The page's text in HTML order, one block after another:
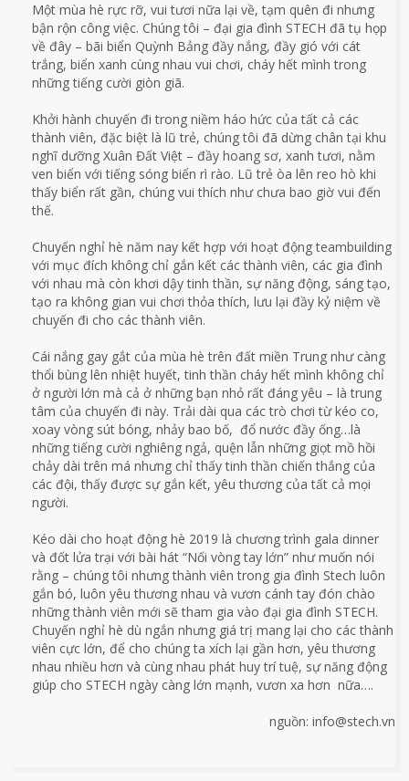
Một mùa hè rực rỡ, vui tươi nữa lại về, tạm quên đi nhưng
bận rộn công việc. Chúng tôi – đại gia đình STECH đã tụ họp
về đây – bãi biển Quỳnh Bảng đầy nắng, đầy gió với cát
trắng, biển xanh cùng nhau vui chơi, cháy hết mình trong
những tiếng cười giòn giã.
Khởi hành chuyến đi trong niềm háo hức của tất cả các
thành viên, đặc biệt là lũ trẻ, chúng tôi đã dừng chân tại khu
nghĩ dưỡng Xuân Đất Việt – đầy hoang sơ, xanh tươi, nằm
ven biển với tiếng sóng biển rì rào. Lũ trẻ òa lên reo hò khi
thấy biển rất gần, chúng vui thích như chưa bao giờ vui đến
thế.
Chuyến nghỉ hè năm nay kết hợp với hoạt động teambuilding
với mục đích không chỉ gắn kết các thành viên, các gia đình
với nhau mà còn khơi dậy tinh thần, sự năng động, sáng tạo,
tạo ra không gian vui chơi thỏa thích, lưu lại đầy kỷ niệm về
chuyến đi cho các thành viên.
Cái nắng gay gắt của mùa hè trên đất miền Trung như càng
thổi bùng lên nhiệt huyết, tinh thần cháy hết mình không chỉ
ở người lớn mà cả ở những bạn nhỏ rất đáng yêu – là trung
tâm của chuyến đi này. Trải dài qua các trò chơi từ kéo co,
xoay vòng sút bóng, nhảy bao bố, đổ nước đầy ống…là
những tiếng cười nghiêng ngả, quện lẫn những giọt mồ hồi
chảy dài trên má nhưng chỉ thấy tinh thần chiến thắng của
các đội, thấy được sự gắn kết, yêu thương của tất cả mọi
người.
Kéo dài cho hoạt động hè 2019 là chương trình gala dinner
và đốt lửa trại với bài hát “Nối vòng tay lớn” như muốn nói
rằng – chúng tôi nhưng thành viên trong gia đình Stech luôn
gắn bó, luôn yêu thương nhau và vươn cánh tay đón chào
những thành viên mới sẽ tham gia vào đại gia đình STECH.
Chuyến nghỉ hè dù ngắn nhưng giá trị mang lại cho các thành
viên cực lớn, để cho chúng ta xích lại gần hơn, yêu thương
nhau nhiều hơn và cùng nhau phát huy trí tuệ, sự năng động
giúp cho STECH ngày càng lớn mạnh, vươn xa hơn nữa….
nguồn: info@stech.vn